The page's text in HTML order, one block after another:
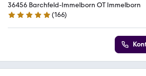
36456 Barchfeld-Immelborn OT Immelborn
4.9 Sterne
(166)